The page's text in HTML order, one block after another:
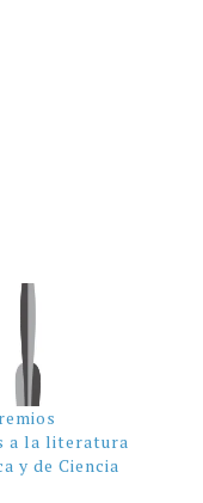
a la literatura
y de Ciencia